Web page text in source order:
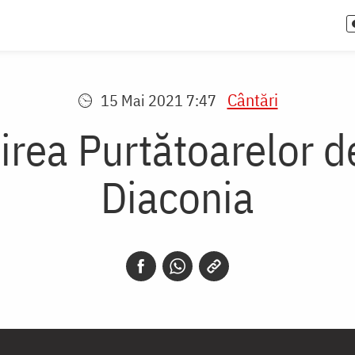
15 Mai 2021 7:47 Cântări
Purtătoarelor
Diaconia